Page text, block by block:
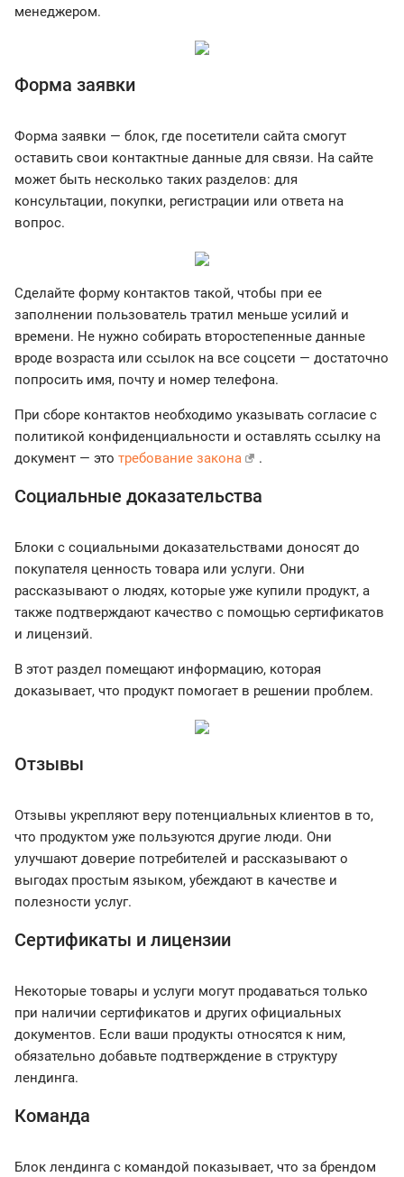
менеджером.
Форма заявки
Форма заявки — блок, где посетители сайта смогут
оставить свои контактные данные для связи. На сайте
может быть несколько таких разделов: для
консультации, покупки, регистрации или ответа на
вопрос.
Сделайте форму контактов такой, чтобы при ее
заполнении пользователь тратил меньше усилий и
времени. Не нужно собирать второстепенные данные
вроде возраста или ссылок на все соцсети — достаточно
попросить имя, почту и номер телефона.
При сборе контактов необходимо указывать согласие с
политикой конфиденциальности и оставлять ссылку на
документ — это требование закона .
Социальные доказательства
Блоки с социальными доказательствами доносят до
покупателя ценность товара или услуги. Они
рассказывают о людях, которые уже купили продукт, а
также подтверждают качество с помощью сертификатов
и лицензий.
В этот раздел помещают информацию, которая
доказывает, что продукт помогает в решении проблем.
Отзывы
Отзывы укрепляют веру потенциальных клиентов в то,
что продуктом уже пользуются другие люди. Они
улучшают доверие потребителей и рассказывают о
выгодах простым языком, убеждают в качестве и
полезности услуг.
Сертификаты и лицензии
Некоторые товары и услуги могут продаваться только
при наличии сертификатов и других официальных
документов. Если ваши продукты относятся к ним,
обязательно добавьте подтверждение в структуру
лендинга.
Команда
Блок лендинга с командой показывает, что за брендом